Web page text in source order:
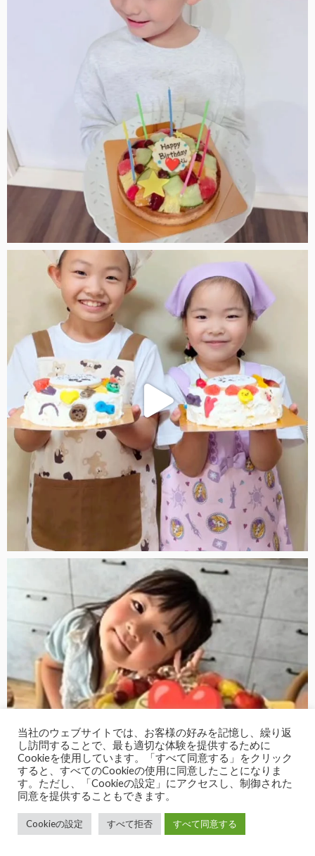
当社のウェブサイトでは、お客様の好みを記憶し、繰り返
し訪問することで、最も適切な体験を提供するために
Cookieを使用しています。「すべて同意する」をクリック
すると、すべてのCookieの使用に同意したことになりま
す。ただし、「Cookieの設定」にアクセスし、制御された
同意を提供することもできます。
Cookieの設定 すべて拒否 すべて同意する